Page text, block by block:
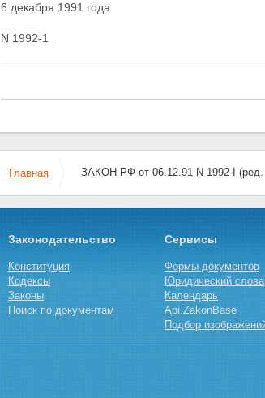
6 декабря 1991 года
N 1992-1
Главная ЗАКОН РФ от 06.12.91 N 1992-I
Законодательство
Конституция
Кодексы
Законы
Поиск по документам
Сервисы
Формы документов
Юридический
Календарь
Api.ZakonBase
Подбор